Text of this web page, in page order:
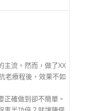
主流。然而，做了XX
老療程後，效果不如
確做到卻不簡單。